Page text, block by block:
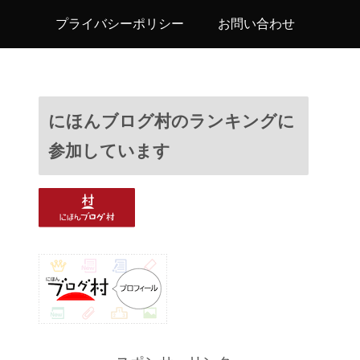
プライバシーポリシー お問い合わせ
にほんブログ村のランキングに
参加しています